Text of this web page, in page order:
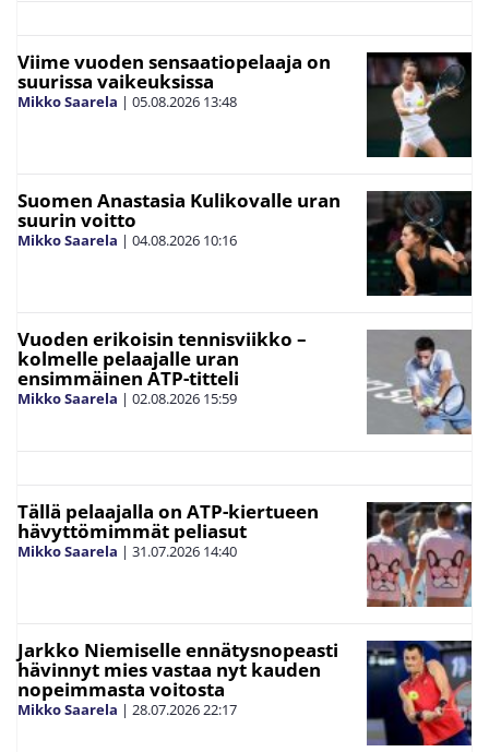
Viime vuoden sensaatiopelaaja on
suurissa vaikeuksissa
Mikko Saarela | 05.08.2026 13:48
Suomen Anastasia Kulikovalle uran
suurin voitto
Mikko Saarela | 04.08.2026 10:16
Vuoden erikoisin tennisviikko –
kolmelle pelaajalle uran
ensimmäinen ATP-titteli
Mikko Saarela | 02.08.2026 15:59
Tällä pelaajalla on ATP-kiertueen
hävyttömimmät peliasut
Mikko Saarela | 31.07.2026 14:40
Jarkko Niemiselle ennätysnopeasti
hävinnyt mies vastaa nyt kauden
nopeimmasta voitosta
Mikko Saarela | 28.07.202622:17